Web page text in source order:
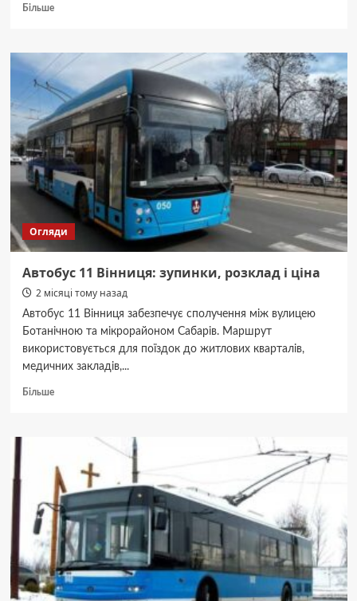
БільшеДокладніше
7А
маршрут,
час
руху
та
вартість
проїзду
Огляди
Автобус 11 Вінниця: зупинки, розклад і ціна
2 місяці тому назад
Автобус 11 Вінниця забезпечує сполучення між вулицею
Ботанічною та мікрорайоном Сабарів. Маршрут
використовується для поїздок до житлових кварталів,
медичних закладів,...
БільшеДокладніше
зупинки,
розклад
і
ціна